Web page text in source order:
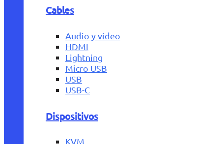
Cables
Audio y vídeo
HDMI
Lightning
Micro USB
USB
USB-C
Dispositivos
KVM